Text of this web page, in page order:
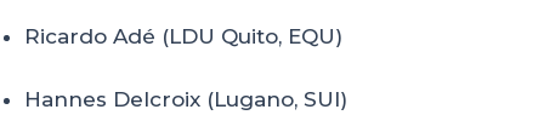
Ricardo Adé (LDU Quito, EQU)
Hannes Delcroix (Lugano, SUI)